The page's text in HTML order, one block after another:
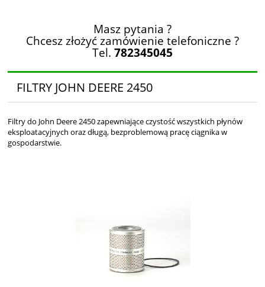
Masz pytania ?
Chcesz złożyć zamówienie telefoniczne ?
Tel. 782345045
FILTRY JOHN DEERE 2450
Filtry do John Deere 2450 zapewniające czystość wszystkich płynów
eksploatacyjnych oraz długą, bezproblemową pracę ciągnika w
gospodarstwie.